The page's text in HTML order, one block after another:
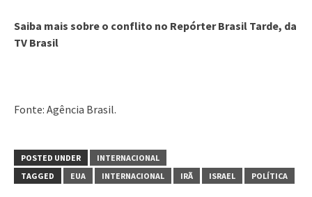
Saiba mais sobre o conflito no Repórter Brasil Tarde, da
TV Brasil
Fonte: Agência Brasil.
POSTED UNDER
INTERNACIONAL
TAGGED
EUA INTERNACIONAL IRÃ ISRAEL POLÍTICA